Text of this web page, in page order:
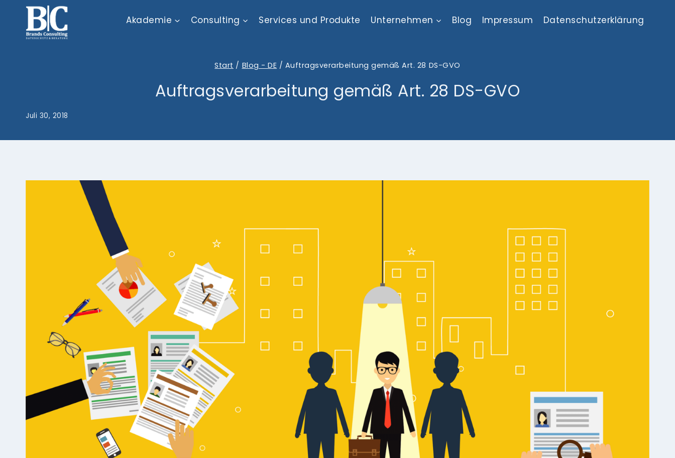
springen
Akademie Consulting Services und Produkte Unternehmen Blog Impressum Datenschutzerklärung
Start / Blog - DE / Auftragsverarbeitung gemäß Art. 28 DS-GVO
Auftragsverarbeitung gemäß Art. 28 DS-GVO
Juli 30, 2018